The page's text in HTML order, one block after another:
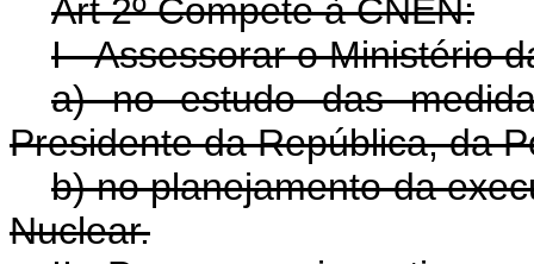
Art 2º Compete à CNEN:
I - Assessorar o Ministério
a) no estudo das
Presidente da República, da
b) no planejamento da
Nuclear.